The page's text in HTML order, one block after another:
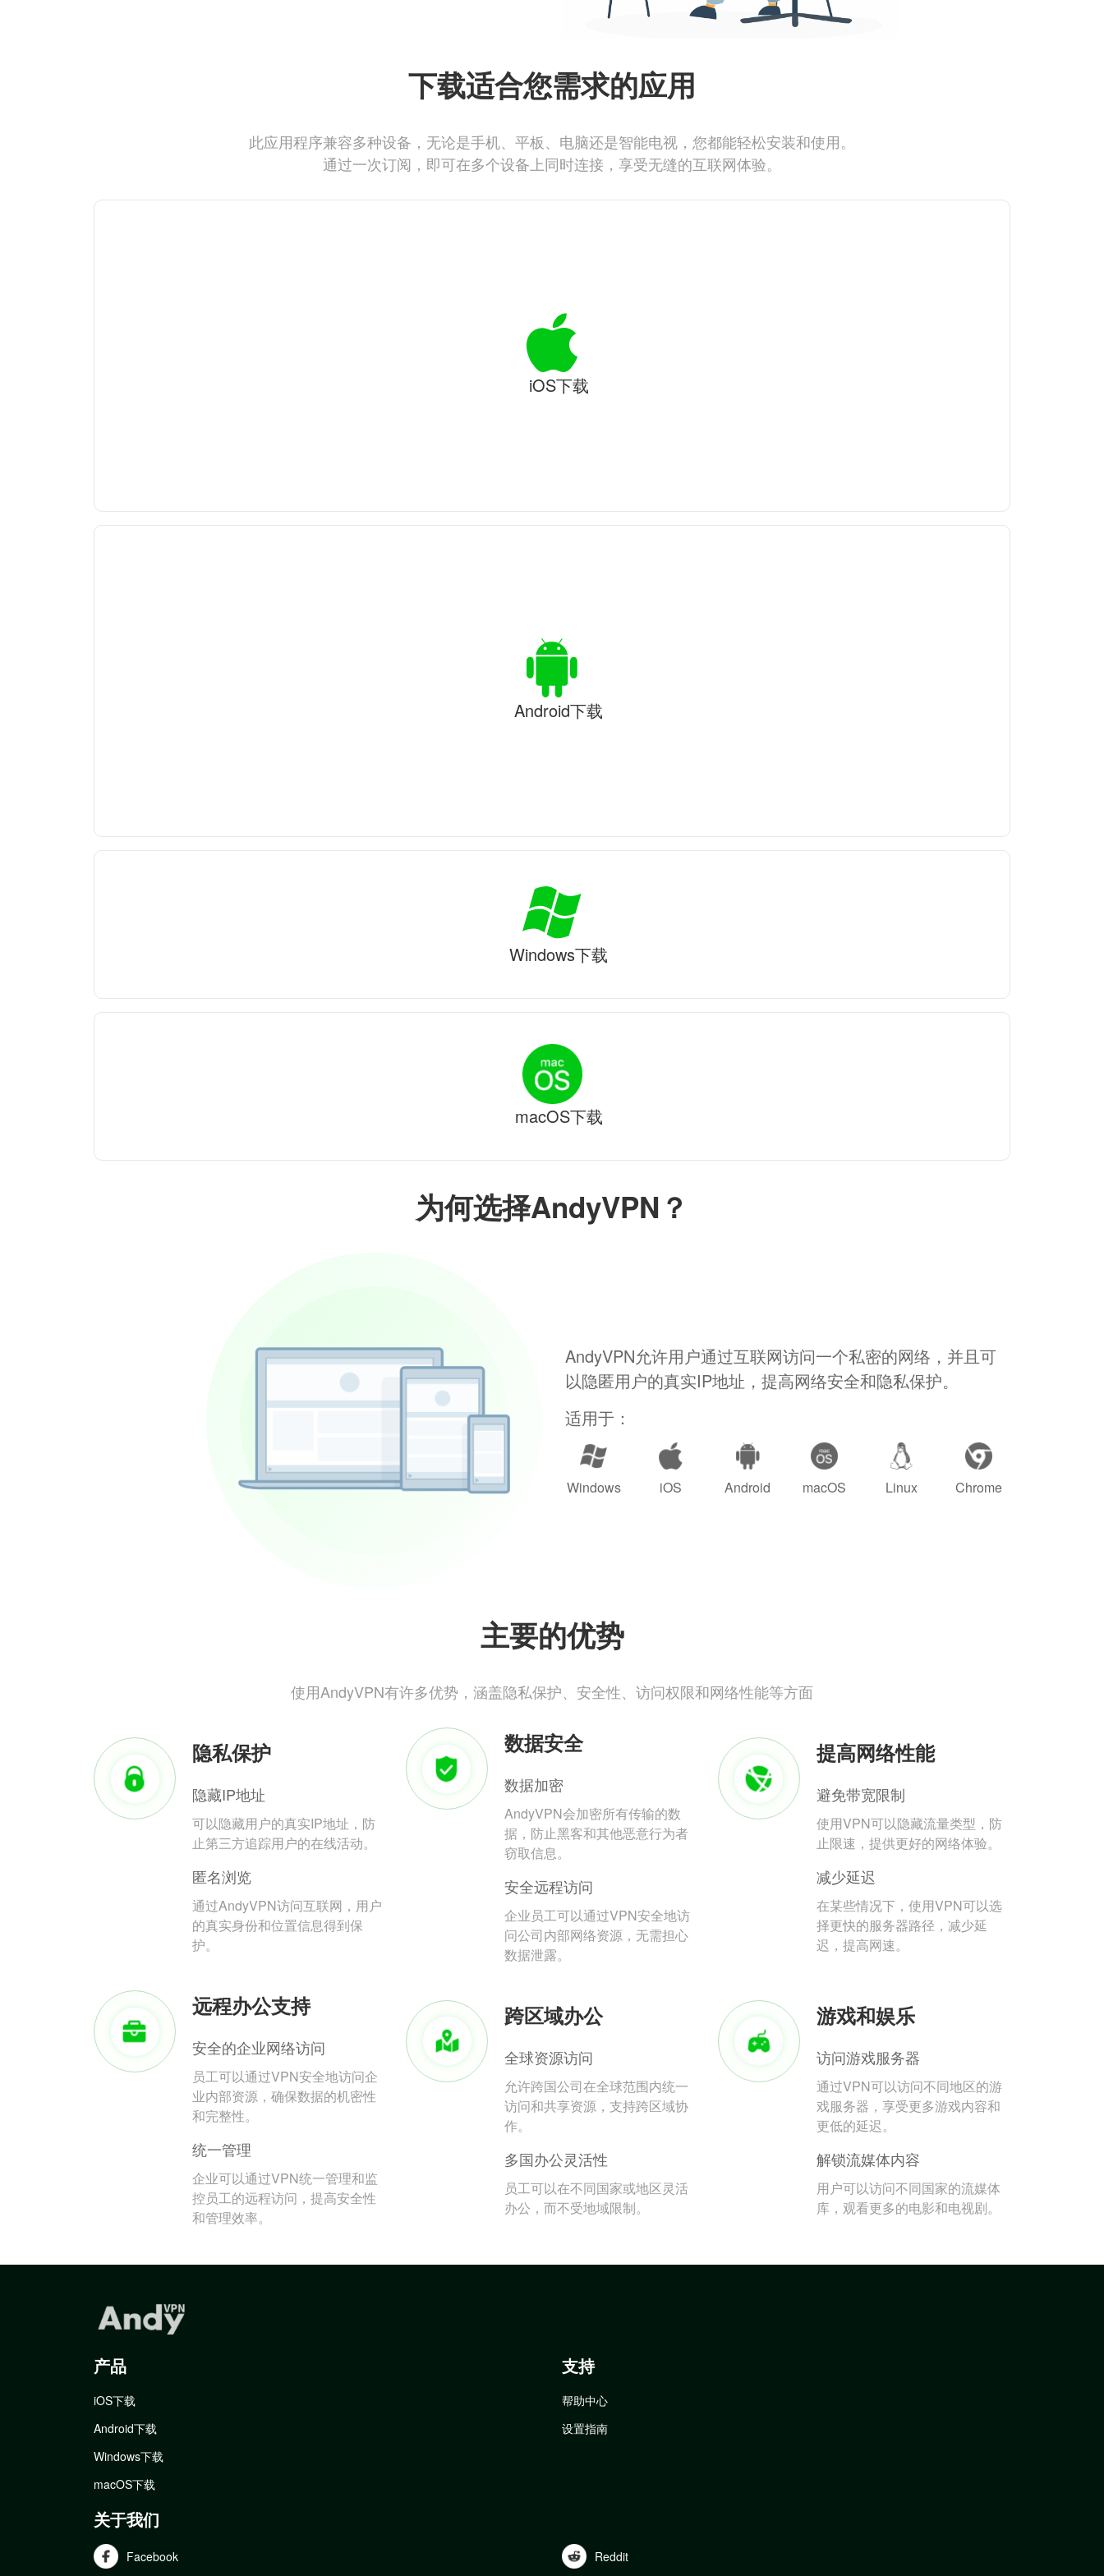
为何选择AndyVPN？
AndyVPN允许用户通过互联网访问一个私密的网络，并且可
以隐匿用户的真实IP地址，提高网络安全和隐私保护。
适用于：
Windows iOS Android macOS Linux Chrome
主要的优势
使用AndyVPN有许多优势，涵盖隐私保护、安全性、访问权限和网络性能等方面
隐私保护
隐藏IP地址
可以隐藏用户的真实IP地址，防
止第三方追踪用户的在线活动。
匿名浏览
通过AndyVPN访问互联网，用户
的真实身份和位置信息得到保
护。
数据安全
数据加密
AndyVPN会加密所有传输的数
据，防止黑客和其他恶意行为者
窃取信息。
安全远程访问
企业员工可以通过VPN安全地访
问公司内部网络资源，无需担心
数据泄露。
提高网络性能
避免带宽限制
使用VPN可以隐藏流量类型，防
止限速，提供更好的网络体验。
减少延迟
在某些情况下，使用VPN可以选
择更快的服务器路径，减少延
迟，提高网速。
远程办公支持
安全的企业网络访问
员工可以通过VPN安全地访问企
业内部资源，确保数据的机密性
和完整性。
统一管理
企业可以通过VPN统一管理和监
控员工的远程访问，提高安全性
和管理效率。
跨区域办公
全球资源访问
允许跨国公司在全球范围内统一
访问和共享资源，支持跨区域协
作。
多国办公灵活性
员工可以在不同国家或地区灵活
办公，而不受地域限制。
游戏和娱乐
访问游戏服务器
通过VPN可以访问不同地区的游
戏服务器，享受更多游戏内容和
更低的延迟。
解锁流媒体内容
用户可以访问不同国家的流媒体
库，观看更多的电影和电视剧。
下载适合您需求的应用
此应用程序兼容多种设备，无论是手机、平板、电脑还是智能电视，您都能轻松安装和使用。
通过一次订阅，即可在多个设备上同时连接，享受无缝的互联网体验。
iOS下载
Android下载
Windows下载
macOS下载
产品
iOS下载
Android下载
Windows下载
macOS下载
支持
帮助中心
设置指南
关于我们
Facebook Reddit